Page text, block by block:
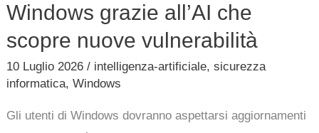
Windows grazie all’AI che
scopre nuove vulnerabilità
10 Luglio 2026/ intelligenza-artificiale,sicurezza
informatica,Windows
Gli utenti di Windows dovranno aspettarsi aggiornamenti